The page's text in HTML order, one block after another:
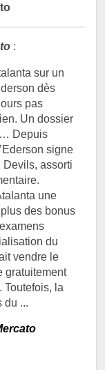
:
sur un
dès
pas
Un dossier
Depuis
signe
Devils, assorti
une
des bonus
du
vendre le
gratuitement
Toutefois, la
du ...